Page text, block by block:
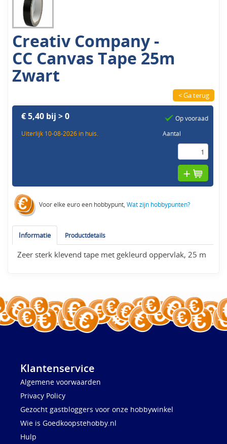
Creativ Company -
CC Canvas Tape 25m
Zwart
< Ga terug
€ 5,40 bij > 0
Uiterlijk 10-08-2026 in huis.
Op vooraad
Aantal
Voor elke euro een hobbypunt,Wat zijn hobbypunten?
Informatie Productdetails
Zeer sterk klevend tape met gekleurd oppervlak, 25 m
Klantenservice
Algemene voorwaarden
Privacy Policy
Gezocht gastbloggers voor onze hobbywinkel
Wie is Goedkoopstehobby.nl
Hulp